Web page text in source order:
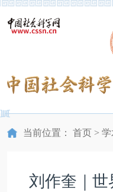
当前位置： 首页> 学
刘作奎｜